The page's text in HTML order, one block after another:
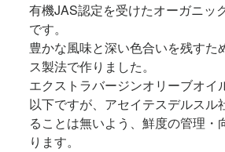
有機JAS認定を受けたオーガニッ
です。
豊かな風味と深い色合いを残すた
ス製法で作りました。
エクストラバージンオリーブオイ
以下ですが、アセイテスデルスル
ることは無いよう、鮮度の管理・
ります。